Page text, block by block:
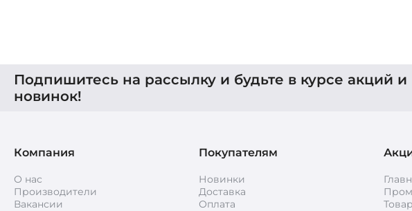
Подпишитесь на рассылку и будьте в курсе акций и
новинок!
Компания
О нас
Производители
Вакансии
Покупателям
Новинки
Доставка
Оплата